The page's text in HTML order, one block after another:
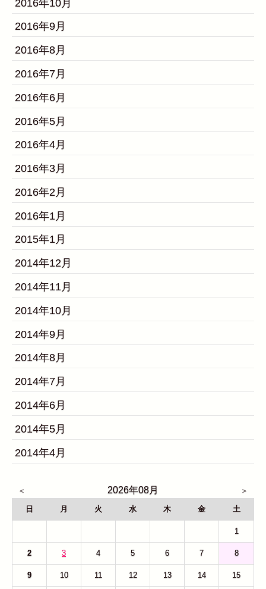
2016年10月
2016年9月
2016年8月
2016年7月
2016年6月
2016年5月
2016年4月
2016年3月
2016年2月
2016年1月
2015年1月
2014年12月
2014年11月
2014年10月
2014年9月
2014年8月
2014年7月
2014年6月
2014年5月
2014年4月
2026年08月
日 月 火 水 木 金 土
1
2 3 4 5 6 7 8
9 10 11 12 13 14 15